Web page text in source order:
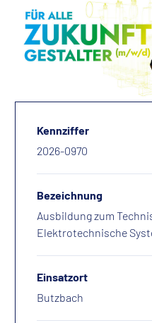
Kennziffer
2026-0970
Bezeichnung
Ausbildung zum
Elektrotechnische
Einsatzort
Butzbach